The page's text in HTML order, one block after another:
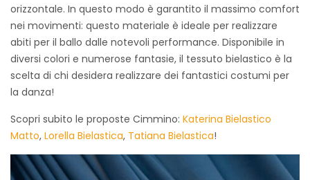
orizzontale. In questo modo è garantito il massimo comfort
nei movimenti: questo materiale è ideale per realizzare
abiti per il ballo dalle notevoli performance. Disponibile in
diversi colori e numerose fantasie, il tessuto bielastico è la
scelta di chi desidera realizzare dei fantastici costumi per
la danza!
Scopri subito le proposte Cimmino: Katerina Bielastico
Matto, Lorella Bielastica, Tatiana Bielastica!